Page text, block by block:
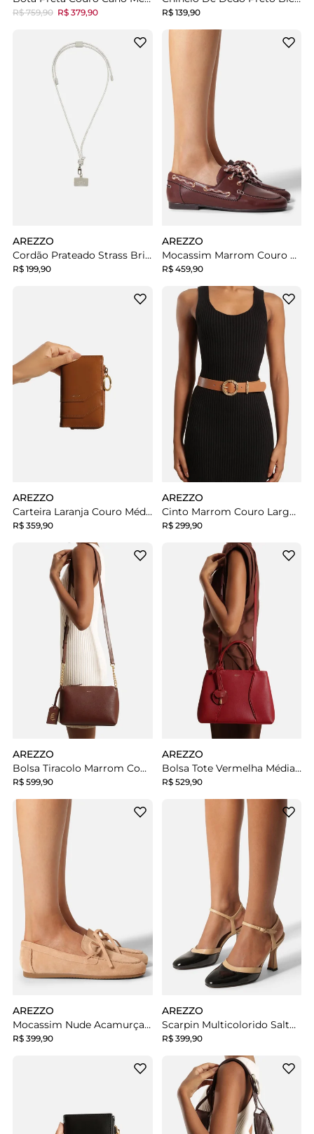
R$ 759,90 R$ 379,90 R$ 139,90
AREZZO
Cordão Prateado Strass Brizza
R$ 199,90
AREZZO
Mocassim Marrom Couro Bico Redondo Laço
R$ 459,90
AREZZO
Carteira Laranja Couro Média Metais Dourados
R$ 359,90
AREZZO
Cinto Marrom Couro Largo Fivela Dourada
R$ 299,90
AREZZO
Bolsa Tiracolo Marrom Couro Pequena Corrente
R$ 599,90
AREZZO
Bolsa Tote Vermelha Média Metais
R$ 529,90
AREZZO
Mocassim Nude Acamurçado Bico Redondo Lacinho
R$ 399,90
AREZZO
Scarpin Multicolorido Salto Geométrico Fivela Slingback
R$ 399,90